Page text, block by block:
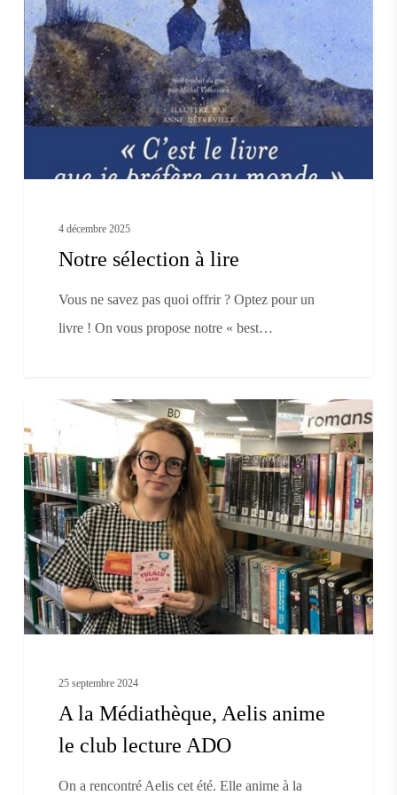
4 décembre 2025
Notre sélection à lire
Vous ne savez pas quoi offrir ? Optez pour un
livre ! On vous propose notre « best…
la
Médiathèque,
Aelis
anime
le
club
lecture
ADO
ON LIT
25 septembre 2024
A la Médiathèque, Aelis anime
le club lecture ADO
On a rencontré Aelis cet été. Elle anime à la